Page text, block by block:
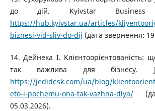
до дій. Kyivstar
https://hub.kyivstar.ua/articles/
biznesi-vid-sliv-do-dij (дата звернення:
14. Дейнека І. Клієнтоорієнтованість:
так важлива для бізнесу.
https://jedidesk.com/ua/blog/
eto-i-pochemu-ona-tak-vazhna-dlya/
05.03.2026).